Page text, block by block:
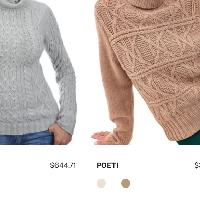
$644.71 POETI